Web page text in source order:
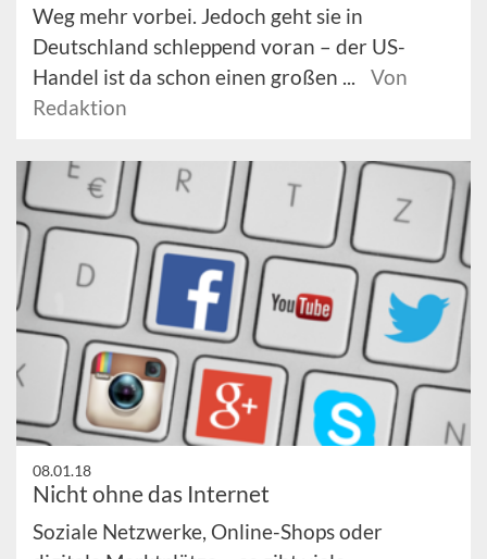
Weg mehr vorbei. Jedoch geht sie in
Deutschland schleppend voran – der US-
Handel ist da schon einen großen ...
Von
Redaktion
08.01.18
Nicht ohne das Internet
Soziale Netzwerke, Online-Shops oder